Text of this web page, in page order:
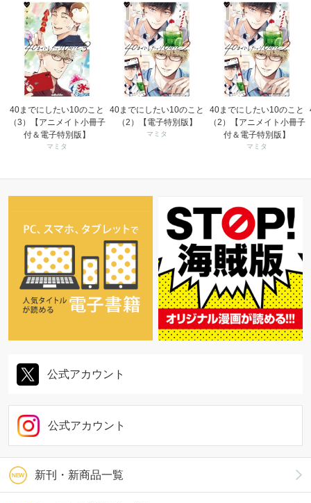
40までにしたい10のこと
（3）【アニメイト小冊子
付＆電子特別版】
マミタ
40までにしたい10のこと
（2）【電子特別版】
マミタ
40までにしたい10のこと
（2）【アニメイト小冊子
付＆電子特別版】
マミタ
新刊・新商品一覧
公式アカウント
公式アカウント